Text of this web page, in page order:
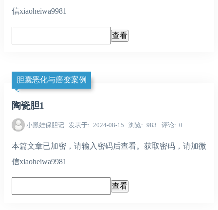
信xiaoheiwa9981
胆囊恶化与癌变案例
陶瓷胆1
小黑娃保胆记 发表于 2024-08-15 浏览 983 评论 0
本篇文章已加密，请输入密码后查看。获取密码，请加微
信xiaoheiwa9981